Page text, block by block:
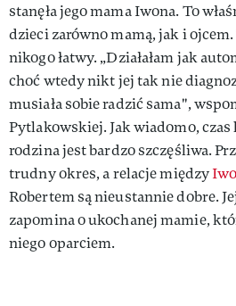
stanęła jego mama Iwona. To
dzieci zarówno mamą, jak i ojcem.
nikogo łatwy. „Działałam jak
choć wtedy nikt jej tak nie
musiała sobie radzić sama",
Pytlakowskiej. Jak wiadomo, czas
rodzina jest bardzo szczęśliwa.
trudny okres, a relacje między
Robertem są nieustannie dobre.
zapomina o ukochanej mamie,
niego oparciem.